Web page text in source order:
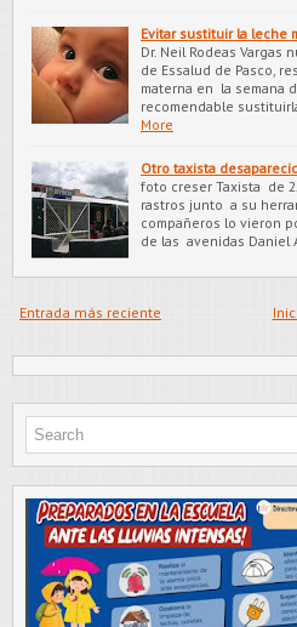
Evitar sustituir la leche
Dr. Neil Rodeas
de Essalud de Pasco,
materna en la semana
recomendable
More
Otro taxista
foto creser Taxista de
rastros junto a su
compañeros lo vieron
de las avenidas Daniel
Entrada más reciente